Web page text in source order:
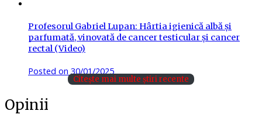
Profesorul Gabriel Lupan: Hârtia igienică albă și
parfumată, vinovată de cancer testicular și cancer
rectal (Video)
Posted on30/01/2025
Citește mai multe știri recente
Opinii